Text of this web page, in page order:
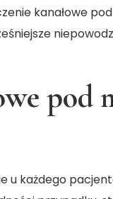
kanałowe
pod
u każdego